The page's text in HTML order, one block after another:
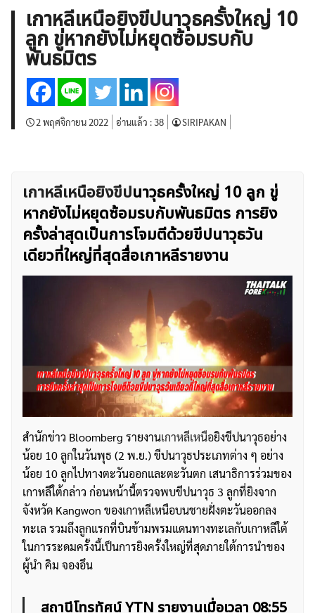
ค้นหา
สำหรับ:
ข่าวฟอเร็กซ์และสกุลเงิน คริปโตเคอร์เรนซี
ฟรีซิกแนล รายวัน
บทวิเคราะห์
เศรษฐกิจทั่วไป ดัชนี-หุ้น
พันธบัตร
สินค้าโภคภัณฑ์
กองทุน Forex
ฟรี EA
เกาหลีเหนือยิงขีปนาวุธครั้งใหญ่ 10
ลูก ขู่หากยังไม่หยุดซ้อมรบกับ
พันธมิตร
2 พฤศจิกายน 2022 อ่านแล้ว :38 SIRIPAKAN
เกาหลีเหนือยิงขีปนาวุธครั้งใหญ่ 10 ลูก ขู่
หากยังไม่หยุดซ้อมรบกับพันธมิตร การยิง
ครั้งล่าสุดเป็นการโจมตีด้วยขีปนาวุธวัน
เดียวที่ใหญ่ที่สุดสื่อเกาหลีรายงาน
สำนักข่าว Bloomberg รายงานเกาหลีเหนือยิงขีปนาวุธอย่าง
น้อย 10 ลูกในวันพุธ (2 พ.ย.) ขีปนาวุธประเภทต่าง ๆ อย่าง
น้อย 10 ลูกไปทางตะวันออกและตะวันตก เสนาธิการร่วมของ
เกาหลีใต้กล่าว ก่อนหน้านี้ตรวจพบขีปนาวุธ 3 ลูกที่ยิงจาก
จังหวัด Kangwon ของเกาหลีเหนือบนชายฝั่งตะวันออกลง
ทะเล รวมถึงลูกแรกที่บินข้ามพรมแดนทางทะเลกับเกาหลีใต้
ในการระดมครั้งนี้เป็นการยิงครั้งใหญ่ที่สุดภายใต้การนำของ
ผู้นำ คิม จองอึน
สถานีโทรทัศน์ YTN รายงานเมื่อเวลา 08:55